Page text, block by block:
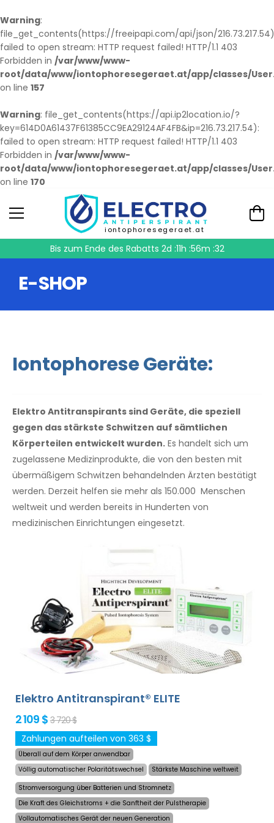
Warning:
file_get_contents(https://freeipapi.com/api/json/
failed to open stream: HTTP request failed! HTTP/1.1 403
Forbidden in /var/www/www-
root/data/www/iontophoresegeraet.at/app/classes/
on line 157
Warning: file_get_contents(https://api.ip2location.io/?
key=614D0A61437F61385CC9EA29124AF4FB&ip=216.73.217.54):
failed to open stream: HTTP request failed! HTTP/1.1 403
Forbidden in /var/www/www-
root/data/www/iontophoresegeraet.at/app/classes/
on line 170
iontophoresegeraet.at
Bis zum Ende des Rabatts2d :11h :56m :31
E-SHOP
Iontophorese Geräte:
Elektro Antitranspirants sind Geräte, die speziell
gegen das stärkste Schwitzen auf sämtlichen
Körperteilen entwickelt wurden. Es handelt sich um
zugelassene Medizinprodukte, die von den besten mit
übermäßigem Schwitzen behandelnden Ärzten bestätigt
werden. Derzeit helfen sie mehr als 150.000 Menschen
weltweit und werden bereits in Hunderten von
medizinischen Einrichtungen eingesetzt.
Elektro Antitranspirant® ELITE
2 109 $ 3 720 $
Zahlungen aufteilen von 363 $
Überall auf dem Körper anwendbar
Völlig automatischer Polaritätswechsel
Stärkste Maschine weltweit
Stromversorgung über Batterien und Stromnetz
Die Kraft des Gleichstroms + die Sanftheit der Pulstherapie
Vollautomatisches Gerät der neuen Generation